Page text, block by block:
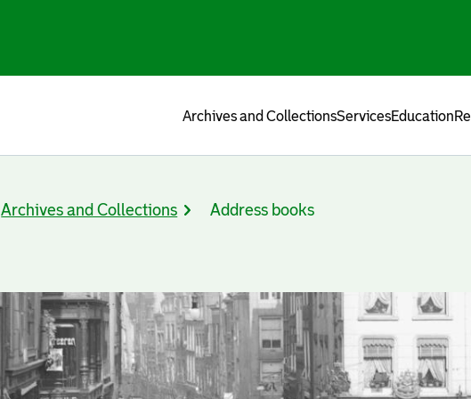
Archives and CollectionsServicesEducation
Archives and Collections Address books